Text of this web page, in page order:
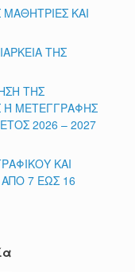
ΜΑΘΗΤΡΙΕΣ ΚΑΙ
ΤΗΣ
ΤΗΣ
Ή ΜΕΤΕΓΓΡΑΦΗΣ
2026 – 2027
ΚΑΙ
7 ΕΩΣ 16